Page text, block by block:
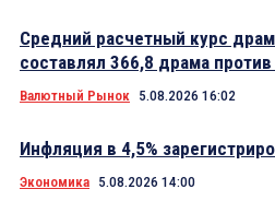
Средний расчетный курс
составлял 366,8 драма
Валютный Рынок 5.08.2026 16:02
Инфляция в 4,5%
Экономика 5.08.2026 14:00